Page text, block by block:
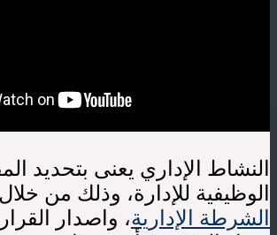
النشاط الإداري يعنى بتحديد
الوظيفية للإدارة، وذلك من خلال
الشرطة الإدارية، واصدار